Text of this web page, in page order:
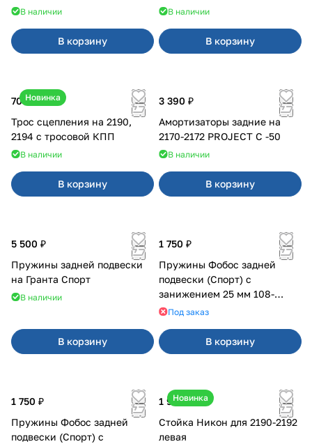
В наличии
В корзину
В наличии
В корзину
Новинка
700 ₽
Трос сцепления на 2190,
2194 с тросовой КПП
В наличии
В корзину
3 390 ₽
Амортизаторы задние на
2170-2172 PROJECT С -50
В наличии
В корзину
5 500 ₽
Пружины задней подвески
на Гранта Спорт
В наличии
В корзину
1 750 ₽
Пружины Фобос задней
подвески (Спорт) с
занижением 25 мм 108-
21099, 2113-2115
Под заказ
В корзину
1 750 ₽
Пружины Фобос задней
подвески (Спорт) с
Новинка
1 900 ₽
Стойка Никон для 2190-2192
левая